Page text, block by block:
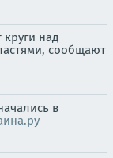
над
сообщают
в